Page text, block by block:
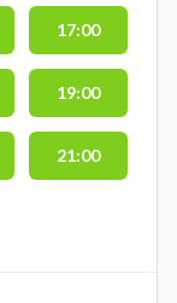
17:00
19:00
21:00